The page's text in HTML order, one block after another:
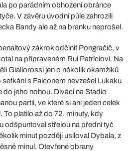
po parádním obhození obránce
V závěru úvodní půle zahrozili
Bandy ale až na branku neprošel.
zákrok odčinit Pongračič, v
na připraveném Rui Patríciovi. Na
Giallorossi jen o několik okamžiků
setkání s Falconem nevzešel Lukaku
do jeho nohou. Diváci na Stadio
partii, ve které si ani jeden celek
To platilo až do 72. minuty, kdy
odšpuntoval střelou na přední tyč
minut později usiloval Dybala, z
minul. Otevřené obrany